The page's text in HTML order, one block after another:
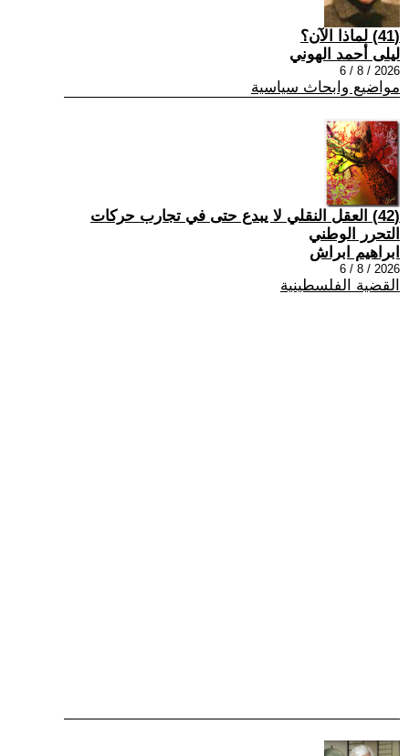
(41) لماذا الآن؟
ليلى أحمد الهوني
2026 / 8 / 6
مواضيع وابحاث سياسية
(42) العقل النقلي لا يبدع حتى في تجارب حركات
التحرر الوطني
ابراهيم ابراش
2026 / 8 / 6
القضية الفلسطينية